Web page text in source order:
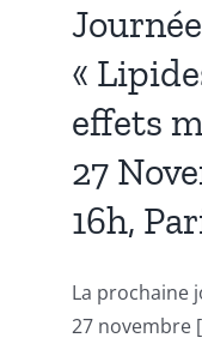
Enjeux
pour
les
(ves)?
GLN
GPN,
«
effets
27
16h,
La prochaine
27 novembre